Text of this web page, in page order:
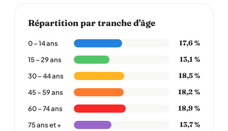
Répartition par tranche d'âge
0 – 14 ans 17,6 %
15 – 29 ans 13,1 %
30 – 44 ans 18,5 %
45 – 59 ans 18,2 %
60 – 74 ans 18,9 %
75 ans et + 13,7 %